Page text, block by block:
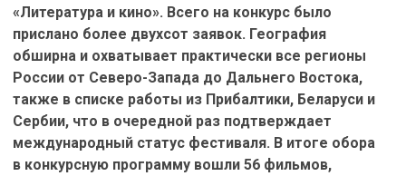
«Литература и кино». Всего на конкурс было
прислано более двухсот заявок. География
обширна и охватывает практически все регионы
России от Северо-Запада до Дальнего Востока,
также в списке работы из Прибалтики, Беларуси и
Сербии, что в очередной раз подтверждает
международный статус фестиваля. В итоге обора
в конкурсную программу вошли 56 фильмов,